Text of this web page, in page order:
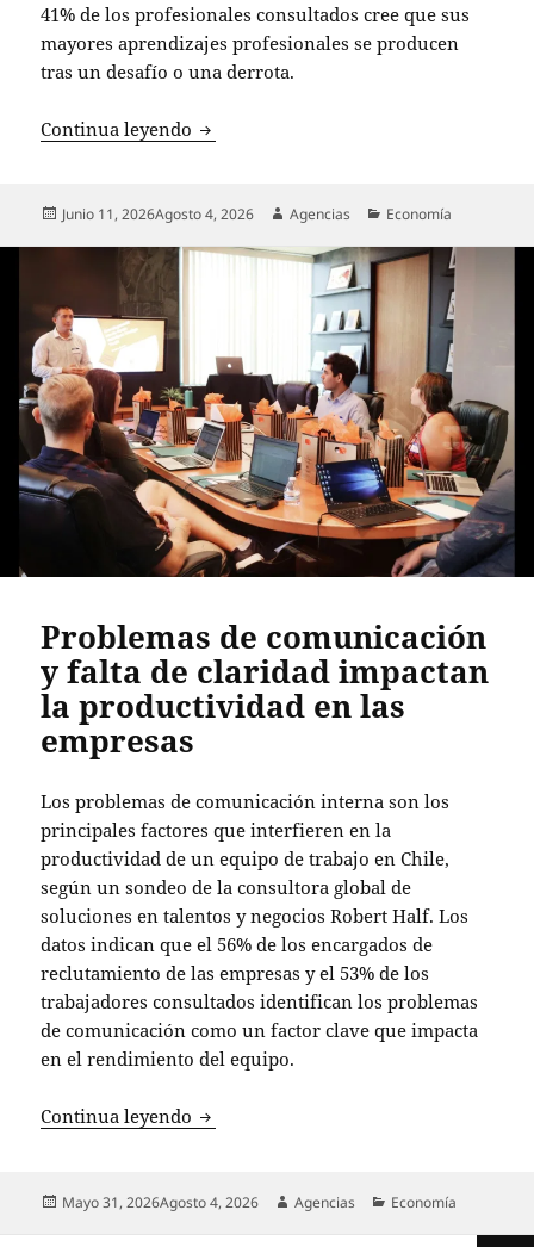
41% de los profesionales consultados cree que sus
mayores aprendizajes profesionales se producen
tras un desafío o una derrota.
Continua leyendo 4 de cada 10 trabajadores chilenos
Publicado
Junio 11, 2026Agosto 4, 2026 Autor
Agencias Categorías
Economía
Problemas de comunicación
y falta de claridad impactan
la productividad en las
empresas
Los problemas de comunicación interna son los
principales factores que interfieren en la
productividad de un equipo de trabajo en Chile,
según un sondeo de la consultora global de
soluciones en talentos y negocios Robert Half. Los
datos indican que el 56% de los encargados de
reclutamiento de las empresas y el 53% de los
trabajadores consultados identifican los problemas
de comunicación como un factor clave que impacta
en el rendimiento del equipo.
Continua leyendo Problemas de comunicación y falta
Publicado
Mayo 31, 2026Agosto 4, 2026 Autor
Agencias Categorías
Economía